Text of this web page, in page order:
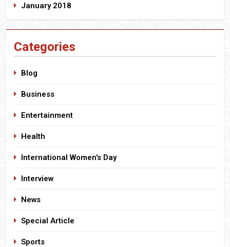
January 2018
Categories
Blog
Business
Entertainment
Health
International Women's Day
Interview
News
Special Article
Sports